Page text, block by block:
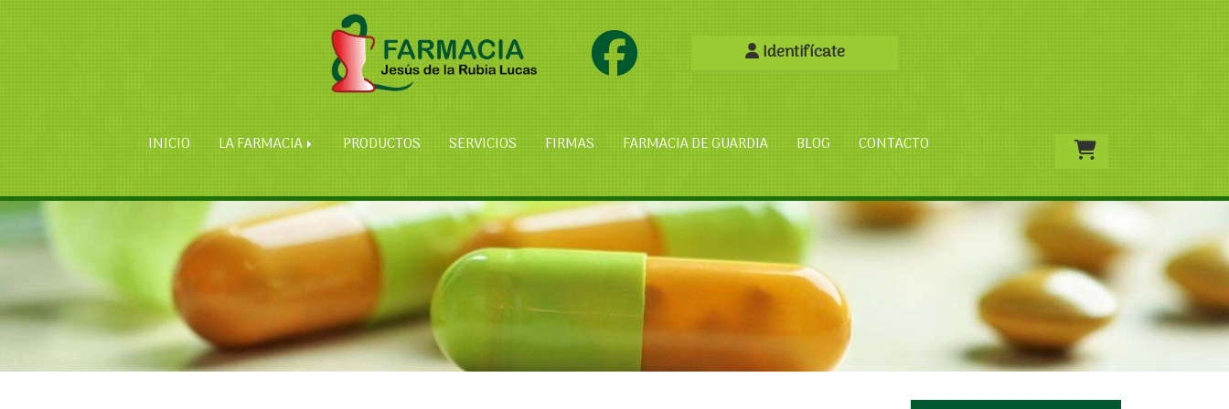
Identifícate
INICIO LA FARMACIA PRODUCTOS SERVICIOS FIRMAS FARMACIA DE GUARDIA BLOG CONTACTO